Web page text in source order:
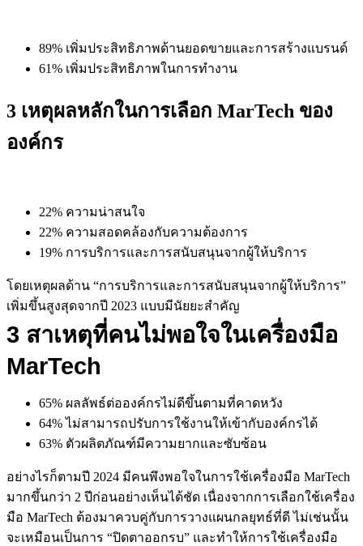
89% เพิ่มประสิทธิภาพด้านยอดขายและการสร้างแบรนด์
61% เพิ่มประสิทธิภาพในการทำงาน
3 เหตุผลหลักในการเลือก MarTech ของ
องค์กร
22% ความน่าสนใจ
22% ความสอดคล้องกับความต้องการ
19% การบริการและการสนับสนุนจากผู้ให้บริการ
โดยเหตุผลด้าน “การบริการและการสนับสนุนจากผู้ให้บริการ”
เพิ่มขึ้นสูงสุดจากปี 2023 แบบมีนัยยะสำคัญ
3 สาเหตุที่คนไม่พอใจในเครื่องมือ
MarTech
65% ผลลัพธ์ต่อองค์กรไม่ดีขึ้นตามที่คาดหวัง
64% ไม่สามารถปรับการใช้งานให้เข้ากับองค์กรได้
63% ตัวผลิตภัณฑ์มีความยากและซับซ้อน
อย่างไรก็ตามปี 2024 มีคนพึงพอใจในการใช้เครื่องมือ MarTech
มากขึ้นกว่า 2 ปีก่อนอย่างเห็นได้ชัด เนื่องจากการเลือกใช้เครื่อง
มือ MarTech ต้องมาควบคู่กับการวางแผนกลยุทธ์ที่ดี ไม่เช่นนั้น
จะเหมือนเป็นการ “ปิดตาออกรบ” และทำให้การใช้เครื่องมือ